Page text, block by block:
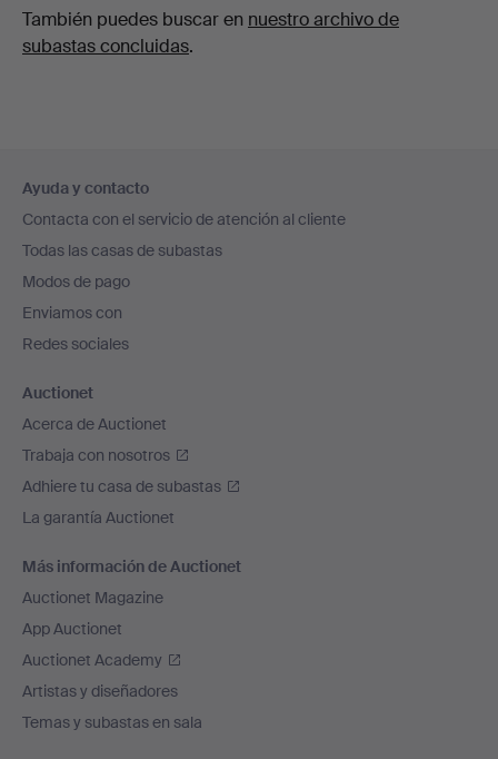
También puedes buscar en nuestro archivo de
subastas concluidas.
en
el
pie
de
página
Ayuda y contacto
Contacta con el servicio de atención al cliente
Todas las casas de subastas
Modos de pago
Enviamos con
Redes sociales
Auctionet
Acerca de Auctionet
Trabaja con nosotros
Adhiere tu casa de subastas
La garantía Auctionet
Más información de Auctionet
Auctionet Magazine
App Auctionet
Auctionet Academy
Artistas y diseñadores
Temas y subastas en sala